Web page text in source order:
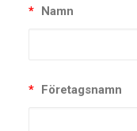
* Namn
* Företagsnamn